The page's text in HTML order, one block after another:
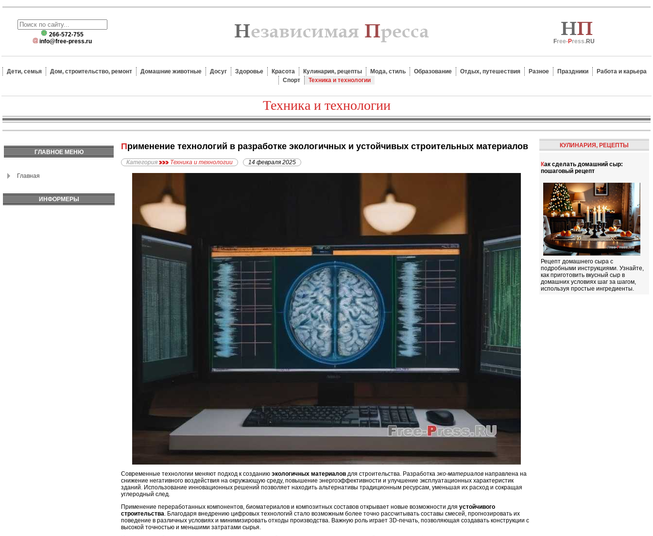
266-572-755
info@free-press.ru
Free-Press.RU
Дети, семья Дом, строительство, ремонт Домашние животные Досуг Здоровье Красота Кулинария, рецепты Мода, стиль Образование Отдых, путешествия Разное Праздники
Работа и карьера
Спорт
Техника и технологии
Техника и технологии
ГЛАВНОЕ МЕНЮ
Главная
ИНФОРМЕРЫ
Применение технологий в разработке экологичных и устойчивых строительных материалов
Категория Техника и технологии 14 февраля 2025
Современные технологии меняют подход к созданию экологичных материалов для строительства. Разработка эко-материалов направлена на
снижение негативного воздействия на окружающую среду, повышение энергоэффективности и улучшение эксплуатационных характеристик
зданий. Использование инновационных решений позволяет находить альтернативы традиционным ресурсам, уменьшая их расход и сокращая
углеродный след.
Применение переработанных компонентов, биоматериалов и композитных составов открывает новые возможности для устойчивого
строительства. Благодаря внедрению цифровых технологий стало возможным более точно рассчитывать составы смесей, прогнозировать их
поведение в различных условиях и минимизировать отходы производства. Важную роль играет 3D-печать, позволяющая создавать конструкции с
высокой точностью и меньшими затратами сырья.
КУЛИНАРИЯ, РЕЦЕПТЫ
Как сделать домашний сыр:
пошаговый рецепт
Рецепт домашнего сыра с
подробными инструкциями. Узнайте,
как приготовить вкусный сыр в
домашних условиях шаг за шагом,
используя простые ингредиенты.